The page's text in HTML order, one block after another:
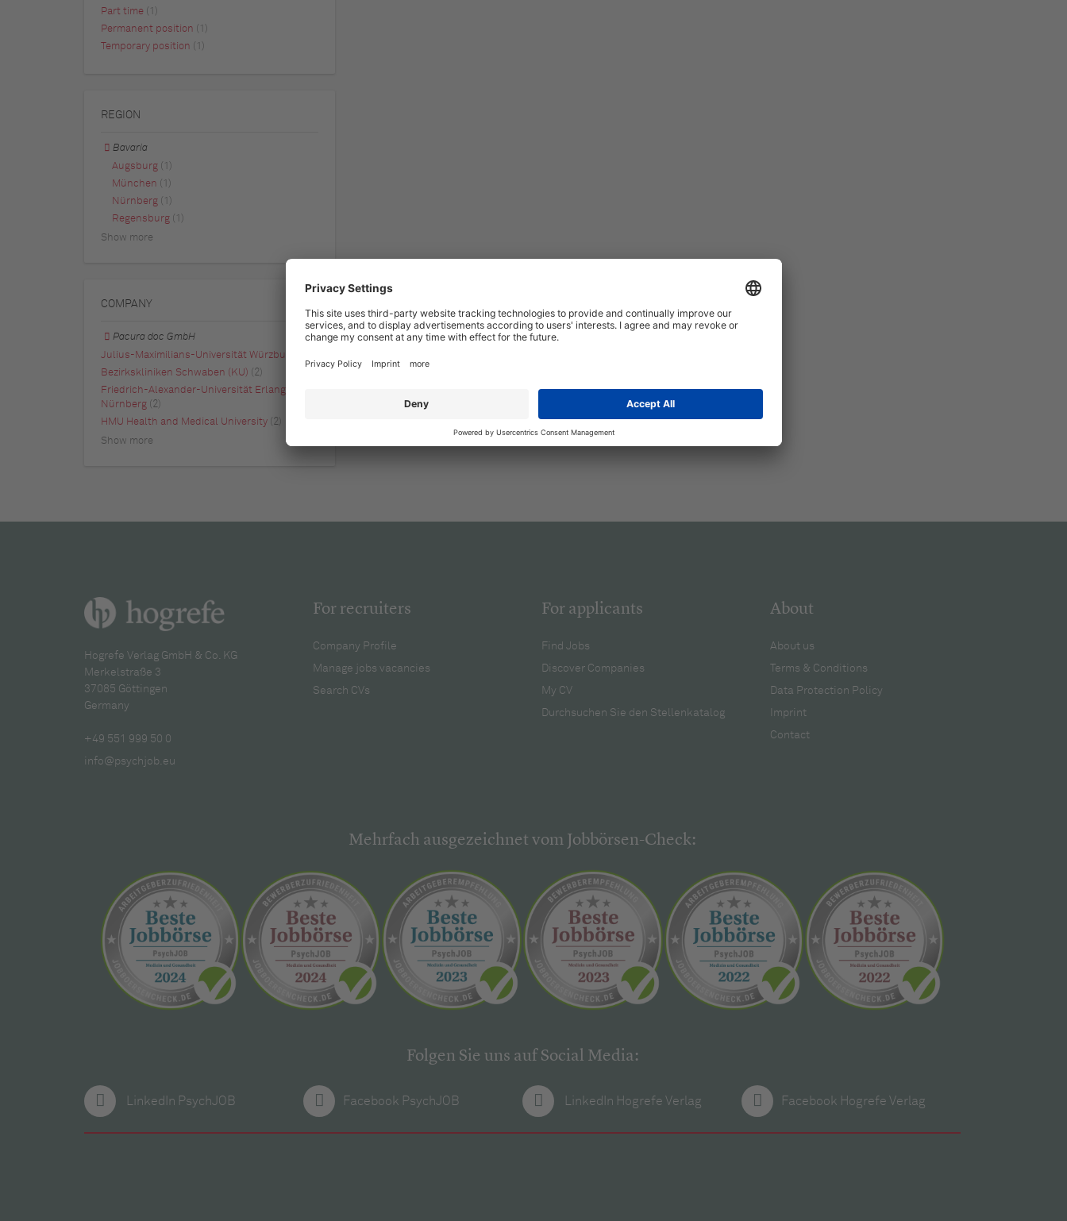
Part time (1)
Permanent position (1)
Temporary position
(1)
REGION
Bavaria
Augsburg (1)
München (1)
Nürnberg (1)
Regensburg
(1)
Show more
COMPANY
Pacura doc GmbH
Julius-Maximilians-Universität Würzburg
Bezirkskliniken Schwaben (KU) (2)
Friedrich-Alexander-Universität Erlangen-
Nürnberg (2)
HMU Health and Medical University
(2)
Show more
Hogrefe Verlag GmbH & Co. KG
Merkelstraße 3
37085 Göttingen
Germany
+49 551 999 50 0
info@psychjob.eu
For recruiters
Company Profile
Manage jobs vacancies
Search CVs
For applicants
Find Jobs
Discover Companies
My CV
Durchsuchen Sie den Stellenkatalog
About
About us
Terms & Conditions
Data Protection Policy
Imprint
Contact
Mehrfach ausgezeichnet vom Jobbörsen-Check:
Folgen Sie uns auf Social Media:
LinkedIn PsychJOB Facebook PsychJOB LinkedIn Hogrefe Verlag Facebook Hogrefe Verlag